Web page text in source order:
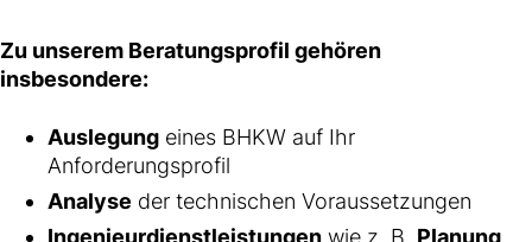
Zu unserem Beratungsprofil gehören
insbesondere:
Auslegung eines BHKW auf Ihr
Anforderungsprofil
Analyse der technischen Voraussetzungen
Ingenieurdienstleistungen wie z. B. Planung